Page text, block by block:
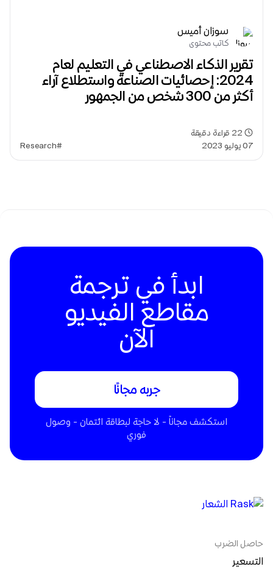
سوزان أميس
كاتب محتوى
تقرير الذكاء الاصطناعي في التعليم لعام
2024: إحصائيات الصناعة واستطلاع آراء
أكثر من 300 شخص من الجمهور
07 يوليو 2023
22 قراءة دقيقة
#Research
ابدأ في ترجمة
مقاطع الفيديو
الآن
جربه مجانًا
استكشف مجاناً - لا حاجة لبطاقة ائتمان - وصول
فوري
حاصل الضرب
التسعير